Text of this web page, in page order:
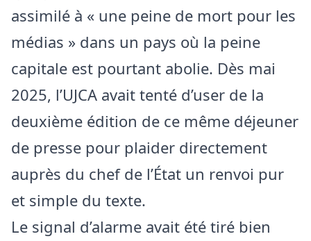
assimilé à « une peine de mort pour les
médias » dans un pays où la peine
capitale est pourtant abolie. Dès mai
2025, l’UJCA avait tenté d’user de la
deuxième édition de ce même déjeuner
de presse pour plaider directement
auprès du chef de l’État un renvoi pur
et simple du texte.
Le signal d’alarme avait été tiré bien